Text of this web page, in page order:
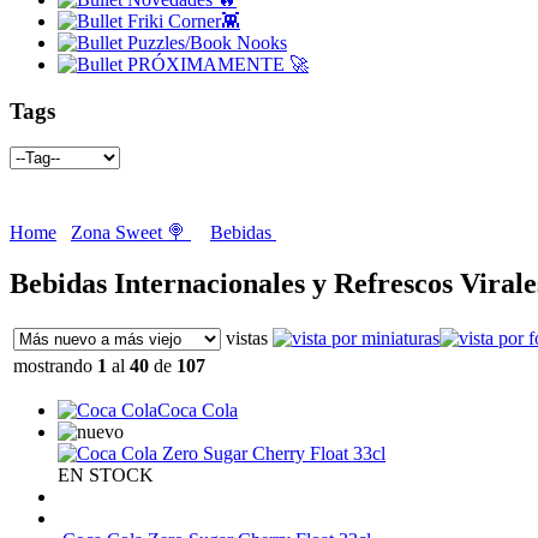
Friki Corner👾
Puzzles/Book Nooks
PRÓXIMAMENTE 🚀
Tags
Home Zona Sweet 🍭 Bebidas
Bebidas Internacionales y Refrescos
vistas
mostrando 1 al 40 de 107
Coca Cola
EN STOCK